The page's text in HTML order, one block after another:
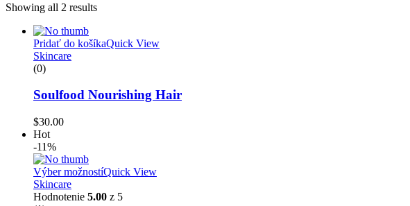
Showing all 2 results
Pridať do košíkaQuick View
Skincare
(0)
Soulfood Nourishing Hair
$30.00
Hot
-11%
Výber možnostíQuick View
Skincare
Hodnotenie 5.00 z 5